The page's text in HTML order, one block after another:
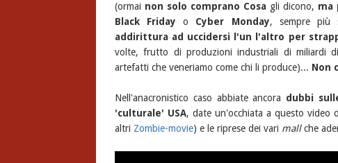
(ormai non solo comprano Cosagli dicono, ma
Black Friday o Cyber Monday, sempre più
addirittura ad uccidersi l'un l'altro per
volte, frutto di produzioni industriali di miliardi
artefatti che veneriamo come chi li produce)... Non
Nell'anacronistico caso abbiate ancora dubbi
'culturale' USA, date un'occhiata a questo video
altri Zombie-movie) e le riprese dei vari mallche